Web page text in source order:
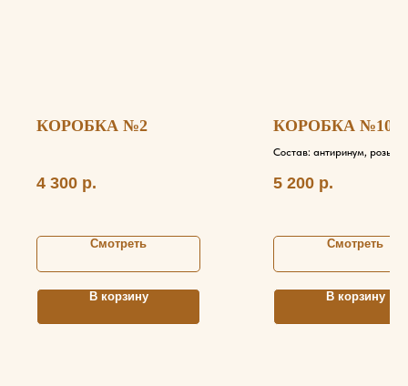
КОРОБКА №2
4 300 р.
Смотреть
В корзину
КОРОБКА №10
Состав: антиринум, розы
розы, диантус
5 200 р.
Смотреть
В корзину